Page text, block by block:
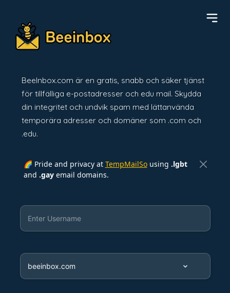
BeeInbox.com är en gratis, snabb och säker tjänst
för tillfälliga e-postadresser och edu mail. Skydda
din integritet och undvik spam med lättanvända
temporära adresser och domäner som .com och
.edu.
🌈 Pride and privacy at TempMailSousing .lgbt
and .gayemail domains.